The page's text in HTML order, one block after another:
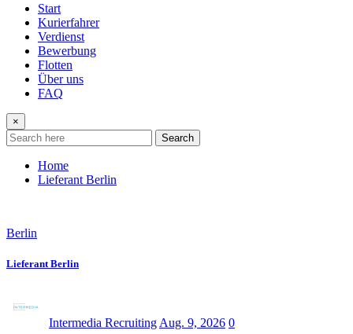
Start
Kurierfahrer
Verdienst
Bewerbung
Flotten
Über uns
FAQ
×
Search
Home
Lieferant Berlin
Berlin
Lieferant Berlin
Intermedia Recruiting Aug. 9, 2026 0